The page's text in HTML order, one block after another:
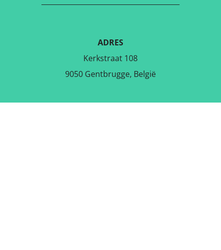
ADRES
Kerkstraat 108
9050 Gentbrugge, België